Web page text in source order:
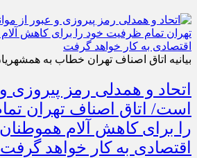
بیانیه اتاق اصناف تهران خطاب به
اتحاد و همدلی رمز پیروزی
است/ اتاق اصناف تهران
را برای کاهش آلام
اقتصادی به کار خواهد گرفت